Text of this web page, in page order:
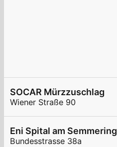
SOCAR Mürzzuschlag
Wiener Straße 90
Eni Spital am Semmering
Bundesstrasse 38a